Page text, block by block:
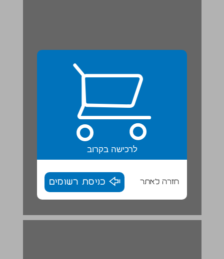
לרכישה בקרוב
חזרה לאתר כניסת רשומים